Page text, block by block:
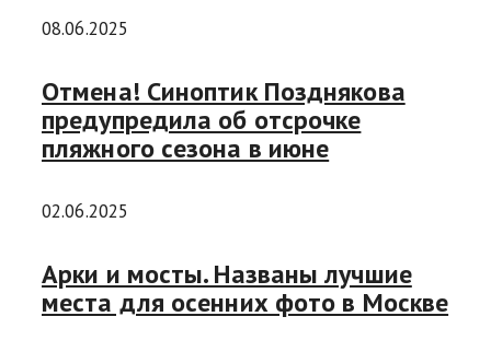
08.06.2025
Отмена! Синоптик Позднякова
предупредила об отсрочке
пляжного сезона в июне
02.06.2025
Арки и мосты. Названы лучшие
места для осенних фото в Москве